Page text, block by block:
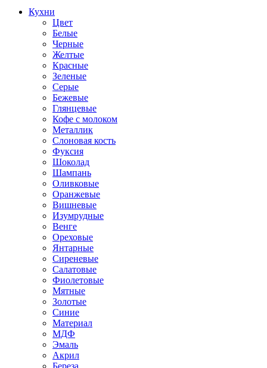
Кухни
Цвет
Белые
Черные
Желтые
Красные
Зеленые
Серые
Бежевые
Глянцевые
Кофе с молоком
Металлик
Слоновая кость
Фуксия
Шоколад
Шампань
Оливковые
Оранжевые
Вишневые
Изумрудные
Венге
Ореховые
Янтарные
Сиреневые
Салатовые
Фиолетовые
Мятные
Золотые
Синие
Материал
МДФ
Эмаль
Акрил
Береза